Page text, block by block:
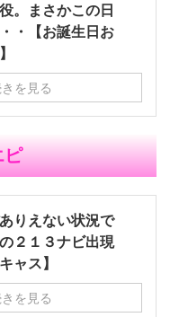
。まさかこの日
・【お誕生日お
を見る
ピ
りえない状況で
２１３ナビ出現
ャス】
を見る